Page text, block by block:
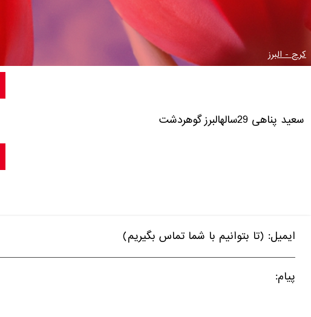
کرج - البرز
سعید پناهی 29ساله البرزگوهردشت
ایمیل: (تا بتوانیم با شما تماس بگیریم)
پیام: